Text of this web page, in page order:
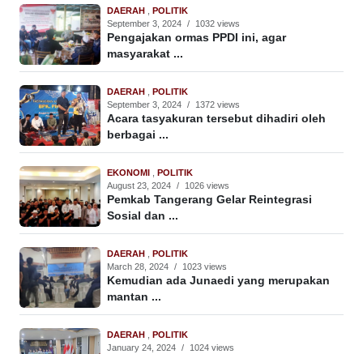
DAERAH , POLITIK
September 3, 2024 / 1032 views
Pengajakan ormas PPDI ini, agar
masyarakat ...
DAERAH , POLITIK
September 3, 2024 / 1372 views
Acara tasyakuran tersebut dihadiri oleh
berbagai ...
EKONOMI , POLITIK
August 23, 2024 / 1026 views
Pemkab Tangerang Gelar Reintegrasi
Sosial dan ...
DAERAH , POLITIK
March 28, 2024 / 1023 views
Kemudian ada Junaedi yang merupakan
mantan ...
DAERAH , POLITIK
January 24, 2024 / 1024 views